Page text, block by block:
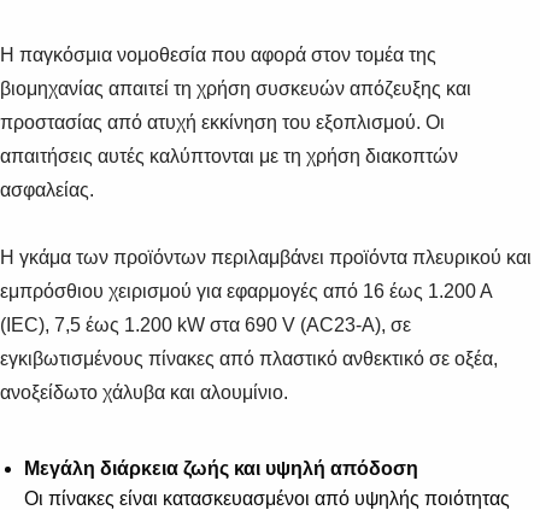
Η παγκόσμια νομοθεσία που αφορά στον τομέα της
βιομηχανίας απαιτεί τη χρήση συσκευών απόζευξης και
προστασίας από ατυχή εκκίνηση του εξοπλισμού. Οι
απαιτήσεις αυτές καλύπτονται με τη χρήση διακοπτών
ασφαλείας.
Η γκάμα των προϊόντων περιλαμβάνει προϊόντα πλευρικού και
εμπρόσθιου χειρισμού για εφαρμογές από 16 έως 1.200 Α
(IEC), 7,5 έως 1.200 kW στα 690 V (AC23-A), σε
εγκιβωτισμένους πίνακες από πλαστικό ανθεκτικό σε οξέα,
ανοξείδωτο χάλυβα και αλουμίνιο.
Μεγάλη διάρκεια ζωής και υψηλή απόδοση
Οι πίνακες είναι κατασκευασμένοι από υψηλής ποιότητας